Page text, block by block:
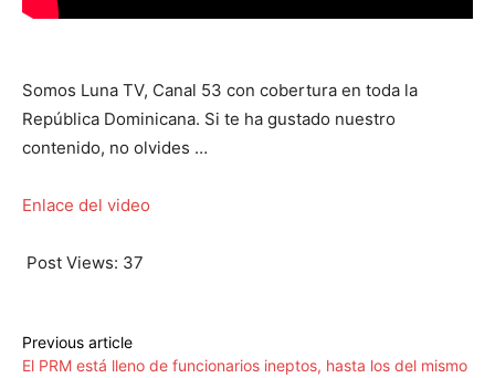
Somos Luna TV, Canal 53 con cobertura en toda la
República Dominicana. Si te ha gustado nuestro
contenido, no olvides …
Enlace del video
Post Views: 37
Previous article
El PRM está lleno de funcionarios ineptos, hasta los del mismo